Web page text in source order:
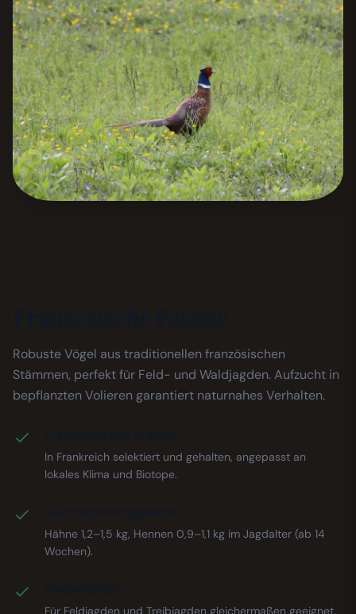
Robuste Vögel aus traditionellen französischen
Stämmen, perfekt für Feld- und Waldjagden. Aufzucht in
bepflanzten Volieren garantiert naturnahes Verhalten.
In Frankreich selektiert und gehalten, angepasst an
lokales Klima und Biotope.
Hähne 1,2–1,5 kg, Hennen 0,9–1,1 kg im Jagdalter (ab 14
Wochen).